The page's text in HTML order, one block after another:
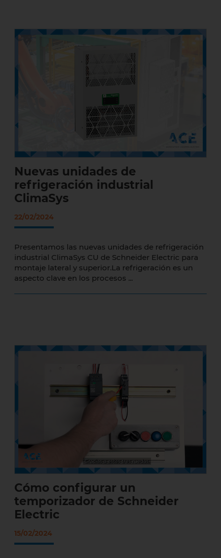
Nuevas unidades de refrigeración
industrial ClimaSys
Nuevas unidades de
refrigeración industrial
ClimaSys
22/02/2024
Presentamos las nuevas unidades de refrigeración
industrial ClimaSys CU de Schneider Electric para
montaje lateral y superior.La refrigeración es un
aspecto clave en los procesos ...
Cómo configurar un temporizador de
Schneider Electric
Cómo configurar un
temporizador de Schneider
Electric
15/02/2024